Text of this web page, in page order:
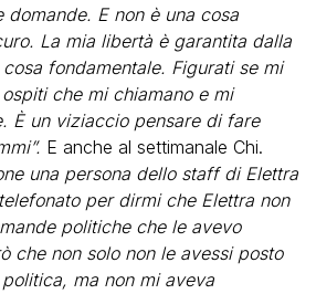
E non è una cosa
La mia libertà è garantita dalla
fondamentale. Figurati se mi
che mi chiamano e mi
È un viziaccio pensare di fare
E anche al settimanale Chi.
una persona dello staff di Elettra
per dirmi che Elettra non
politiche che le avevo
che non solo non le avessi posto
ma non mi aveva